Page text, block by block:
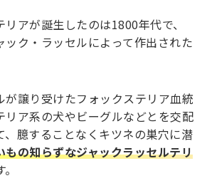
アが誕生したのは1800年代で、
ック・ラッセルによって作出された
が譲り受けたフォックステリア血統
リア系の犬やビーグルなどとを交配
、臆することなくキツネの巣穴に潜
もの知らずなジャックラッセルテリ